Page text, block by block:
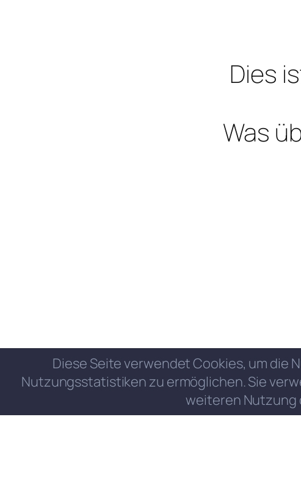
Dies
Was
Diese Seite verwendet Cookies, um die
Nutzungsstatistiken zu ermöglichen. Sie
weiteren Nutzung